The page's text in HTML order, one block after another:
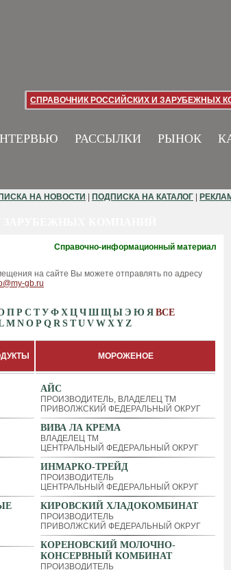
СПРАВОЧНИК РОССИЙСКИХ И ЗАРУБЕЖНЫХ
РАССЫЛКИ РЫНОК
НА НОВОСТИ ПОДПИСКА НА КАТАЛОГ
Справочно-информационный материал
на сайте Вы можете отправлять по адресу
gb.ru
П Р С Т У Ф Х Ц Ч Ш Щ Ы Э Ю Я ВСЕ
M N O P Q R S T U V W X Y Z
МОРОЖЕНОЕ
АЙС
ПРОИЗВОДИТЕЛЬ, ВЛАДЕЛЕЦ ТМ
ПРИВОЛЖСКИЙ ФЕДЕРАЛЬНЫЙ ОКРУГ
ВИВА ЛА КРЕМА
ВЛАДЕЛЕЦ ТМ
ЦЕНТРАЛЬНЫЙ ФЕДЕРАЛЬНЫЙ ОКРУГ
ИНМАРКО-ТРЕЙД
ПРОИЗВОДИТЕЛЬ
ЦЕНТРАЛЬНЫЙ ФЕДЕРАЛЬНЫЙ ОКРУГ
КИРОВСКИЙ ХЛАДОКОМБИНАТ
ПРОИЗВОДИТЕЛЬ
ПРИВОЛЖСКИЙ ФЕДЕРАЛЬНЫЙ ОКРУГ
КОРЕНОВСКИЙ МОЛОЧНО-
КОНСЕРВНЫЙ КОМБИНАТ
ПРОИЗВОДИТЕЛЬ